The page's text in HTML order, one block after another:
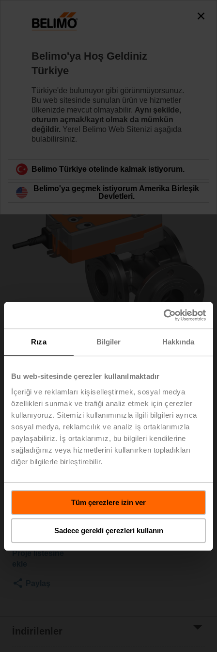
Rıza Bilgiler Hakkında
Bu web-sitesinde çerezler kullanılmaktadır
İçeriği ve reklamları kişiselleştirmek, sosyal medya
özellikleri sunmak ve trafiği analiz etmek için çerezler
kullanıyoruz. Sitemizi kullanımınızla ilgili bilgileri ayrıca
sosyal medya, reklamcılık ve analiz iş ortaklarımızla
paylaşabiliriz. İş ortaklarımız, bu bilgileri kendilerine
sağladığınız veya hizmetlerini kullanırken topladıkları
diğer bilgilerle birleştirebilir.
Tüm çerezlere izin ver
Sadece gerekli çerezleri kullanın
R7050R25-B3/NRFA-S2
Daha fazla bilgi
R7050R25-B3/NRFA-
S2
Küresel kontrol vanası, 3 yollu, DN 50, Flanş, PN 6, ps
600 kPa, Kvs 25 m³/h, Akışkan sıcaklığı -10...100°C
[14...212°F]
Rotary motor, acil durumda kontrol fonksiyonu (değişim
Liste fiyatı EUR 1.207,00
Sepete ekle
Proje listesine
İndirilenler
Belimo'ya Hoş Geldiniz
Türkiye
Türkiye'de bulunuyor gibi görünmüyorsunuz.
Bu web sitesinde sunulan ürün ve hizmetler
ülkenizde mevcut olmayabilir. Aynı şekilde,
oturum açmak/kayıt olmak da mümkün
değildir. Yerel Belimo Web Sitenizi aşağıda
bulabilirsiniz.
Belimo Türkiye otelinde kalmak istiyorum.
Belimo'ya geçmek istiyorum Amerika Birleşik
Devletleri.